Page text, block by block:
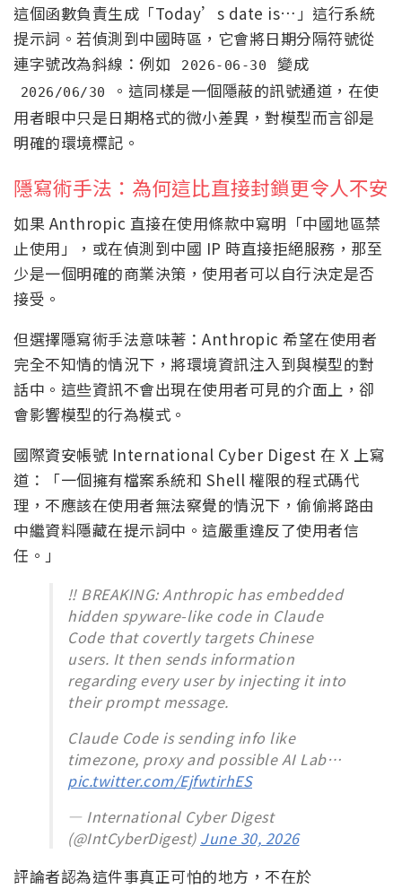
這個函數負責生成「Today’s date is…」這行系統
提示詞。若偵測到中國時區，它會將日期分隔符號從
連字號改為斜線：例如
2026-06-30 變成
2026/06/30
。這同樣是一個隱蔽的訊號通道，在使
用者眼中只是日期格式的微小差異，對模型而言卻是
明確的環境標記。
隱寫術手法：為何這比直接封鎖更令人不安
如果 Anthropic 直接在使用條款中寫明「中國地區禁
止使用」，或在偵測到中國 IP 時直接拒絕服務，那至
少是一個明確的商業決策，使用者可以自行決定是否
接受。
但選擇隱寫術手法意味著：Anthropic 希望在使用者
完全不知情的情況下，將環境資訊注入到與模型的對
話中。這些資訊不會出現在使用者可見的介面上，卻
會影響模型的行為模式。
國際資安帳號 International Cyber Digest 在 X 上寫
道：「一個擁有檔案系統和 Shell 權限的程式碼代
理，不應該在使用者無法察覺的情況下，偷偷將路由
中繼資料隱藏在提示詞中。這嚴重違反了使用者信
任。」
‼️ BREAKING: Anthropic has embedded
hidden spyware-like code in Claude
Code that covertly targets Chinese
users. It then sends information
regarding every user by injecting it into
their prompt message.
Claude Code is sending info like
timezone, proxy and possible AI Lab…
pic.twitter.com/EjfwtirhES
— International Cyber Digest
(@IntCyberDigest) June 30, 2026
評論者認為這件事真正可怕的地方，不在於